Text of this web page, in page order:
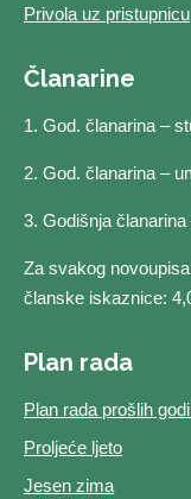
Privola uz pristupnicu
Članarine
1. God. članarina –
2. God. članarina –
3. Godišnja
Za svakog
članske iskaznice:
Plan rada
Plan rada prošlih
Proljeće ljeto
Jesen zima